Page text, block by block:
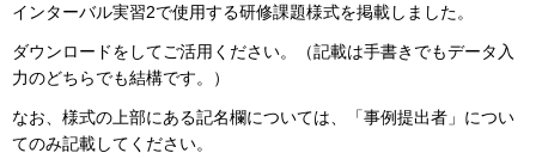
インターバル実習2で使用する研修課題様式を掲載しました。
ダウンロードをしてご活用ください。（記載は手書きでもデータ入
力のどちらでも結構です。）
なお、様式の上部にある記名欄については、「事例提出者」につい
てのみ記載してください。